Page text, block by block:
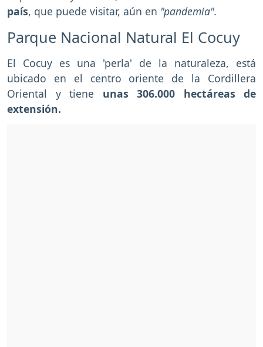
país, que puede visitar, aún en "pandemia".
Parque Nacional Natural El Cocuy
El Cocuy es una 'perla' de la naturaleza, está
ubicado en el centro oriente de la Cordillera
Oriental y tiene unas 306.000 hectáreas de
extensión.